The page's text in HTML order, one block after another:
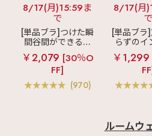
8/17(月)15:59ま
で
[単品ブラ]つけた瞬
間谷間ができるシ
ームレスブラ
超
盛ブラ(R) シームレ
ス 単品ブラジャー
￥2,079 [30％O
FF]
(970)
8/17(月
で
[単品ブラ
らずのイ
ラ
リッ
ブラトッ
ー入
￥1,299
ルームウ